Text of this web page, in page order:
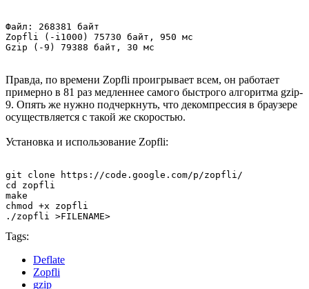
Файл: 268381 байт
Zopfli (-i1000) 75730 байт, 950 мс
Gzip (-9) 79388 байт, 30 мс
Правда, по времени Zopfli проигрывает всем, он работает
примерно в 81 раз медленнее самого быстрого алгоритма gzip-
9. Опять же нужно подчеркнуть, что декомпрессия в браузере
осуществляется с такой же скоростью.
Установка и использование Zopfli:
git clone https://code.google.com/p/zopfli/
cd zopfli
make
chmod +x zopfli
./zopfli >FILENAME>
Tags:
Deflate
Zopfli
gzip